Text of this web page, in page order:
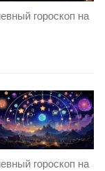
гороскоп на
гороскоп на